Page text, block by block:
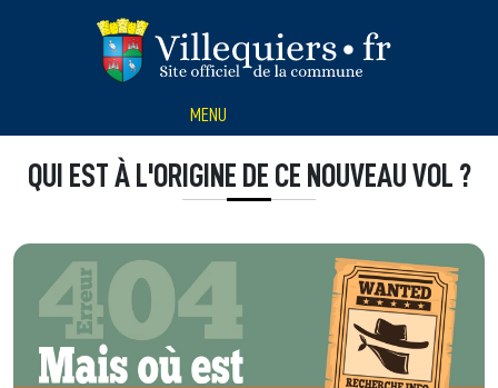
MENU
QUI EST À L'ORIGINE DE CE NOUVEAU VOL ?